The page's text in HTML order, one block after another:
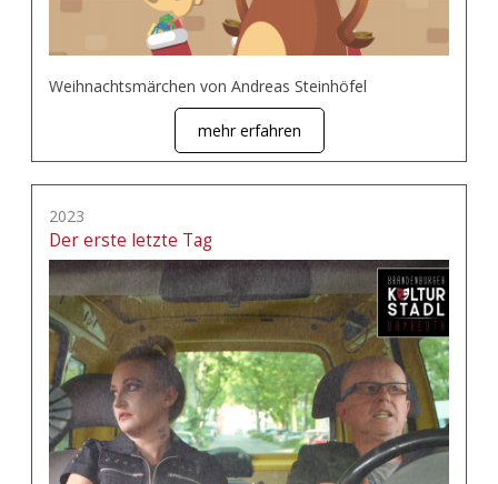
Weihnachtsmärchen von Andreas Steinhöfel
mehr erfahren
2023
Der erste letzte Tag